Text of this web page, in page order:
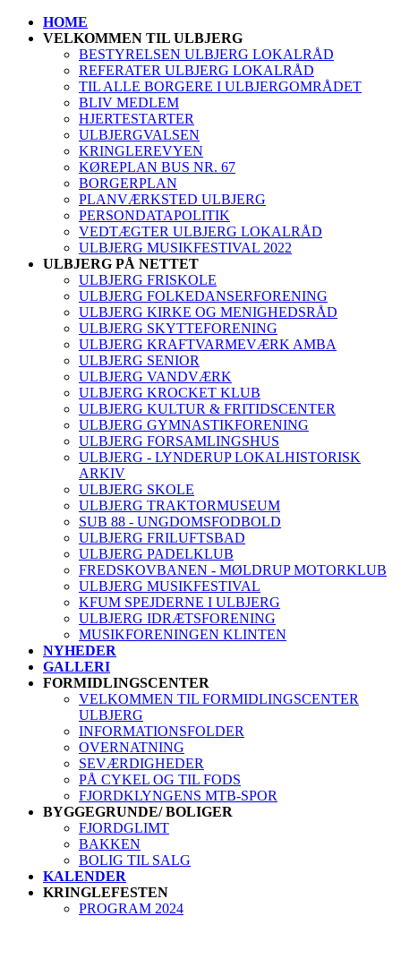
HOME
VELKOMMEN TIL ULBJERG
BESTYRELSEN ULBJERG LOKALRÅD
REFERATER ULBJERG LOKALRÅD
TIL ALLE BORGERE I ULBJERGOMRÅDET
BLIV MEDLEM
HJERTESTARTER
ULBJERGVALSEN
KRINGLEREVYEN
KØREPLAN BUS NR. 67
BORGERPLAN
PLANVÆRKSTED ULBJERG
PERSONDATAPOLITIK
VEDTÆGTER ULBJERG LOKALRÅD
ULBJERG MUSIKFESTIVAL 2022
ULBJERG PÅ NETTET
ULBJERG FRISKOLE
ULBJERG FOLKEDANSERFORENING
ULBJERG KIRKE OG MENIGHEDSRÅD
ULBJERG SKYTTEFORENING
ULBJERG KRAFTVARMEVÆRK AMBA
ULBJERG SENIOR
ULBJERG VANDVÆRK
ULBJERG KROCKET KLUB
ULBJERG KULTUR & FRITIDSCENTER
ULBJERG GYMNASTIKFORENING
ULBJERG FORSAMLINGSHUS
ULBJERG - LYNDERUP LOKALHISTORISK
ARKIV
ULBJERG SKOLE
ULBJERG TRAKTORMUSEUM
SUB 88 - UNGDOMSFODBOLD
ULBJERG FRILUFTSBAD
ULBJERG PADELKLUB
FREDSKOVBANEN - MØLDRUP MOTORKLUB
ULBJERG MUSIKFESTIVAL
KFUM SPEJDERNE I ULBJERG
ULBJERG IDRÆTSFORENING
MUSIKFORENINGEN KLINTEN
NYHEDER
GALLERI
FORMIDLINGSCENTER
VELKOMMEN TIL FORMIDLINGSCENTER
ULBJERG
INFORMATIONSFOLDER
OVERNATNING
SEVÆRDIGHEDER
PÅ CYKEL OG TIL FODS
FJORDKLYNGENS MTB-SPOR
BYGGEGRUNDE/ BOLIGER
FJORDGLIMT
BAKKEN
BOLIG TIL SALG
KALENDER
KRINGLEFESTEN
PROGRAM 2024